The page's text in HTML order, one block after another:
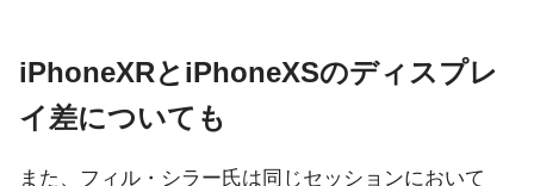
iPhoneXRとiPhoneXSのディスプレ
イ差についても
また、フィル・シラー氏は同じセッションにおいて